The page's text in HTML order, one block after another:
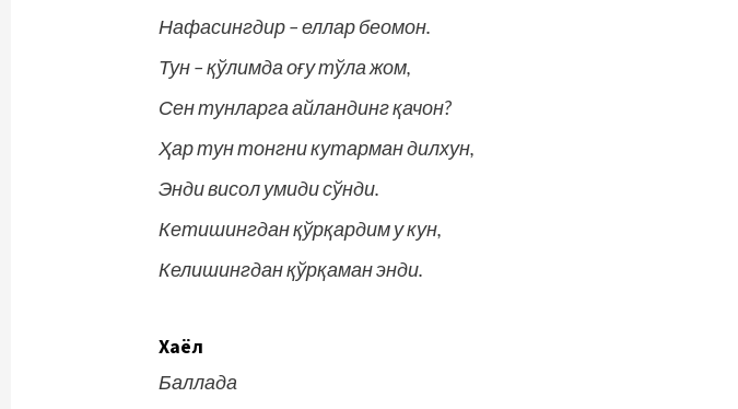
Нафасингдир – еллар беомон.
Тун – қўлимда оғу тўла жом,
Сен тунларга айландинг қачон?
Ҳар тун тонгни кутарман дилхун,
Энди висол умиди сўнди.
Кетишингдан қўрқардим у кун,
Келишингдан қўрқаман энди.
Хаёл
Баллада